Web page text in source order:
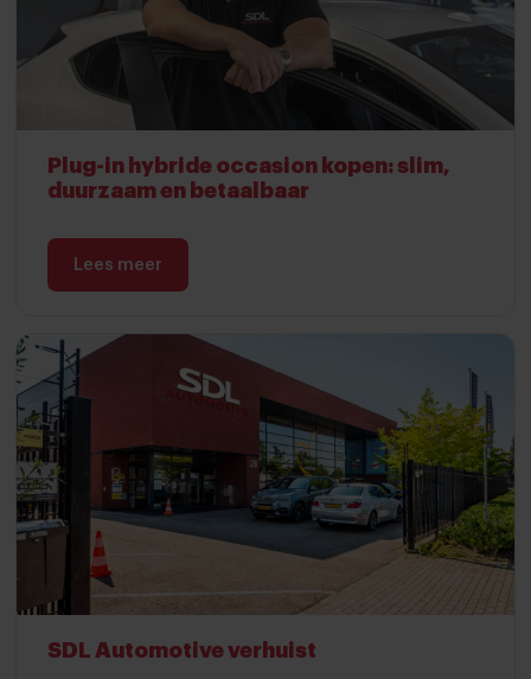
Plug-in hybride occasion kopen: slim,
duurzaam en betaalbaar
Lees meer
SDL Automotive verhuist